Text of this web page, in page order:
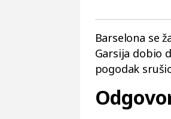
Barselona se
Garsija dobio
pogodak